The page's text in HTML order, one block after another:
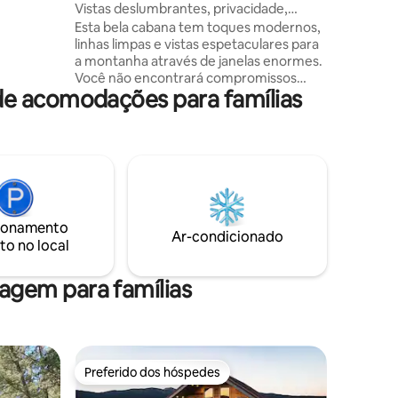
para
Vistas deslumbrantes, privacidade,
design de luxo 10 min 2 cidade
Esta bela cabana tem toques modernos,
linhas limpas e vistas espetaculares para
a montanha através de janelas enormes.
Você não encontrará compromissos
tradicionais de cabine escura/lúgubre
aqui, apenas uma visão moderna/bem
estará localizado a poucos minutos de
Dillon, uma cidade encantadora que
oferece lojas, restaurantes e eventos. ✔
Deck coberto Vista para a✔ montanha
acomodações para famílias
no local
Ar-condicionado
para famílias
Preferido dos hóspedes
Preferido dos hóspedes